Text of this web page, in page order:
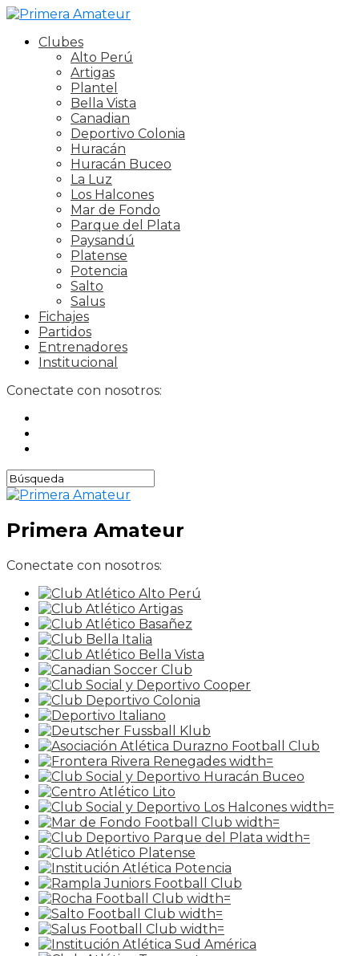
Clubes
Alto Perú
Artigas
Plantel
Bella Vista
Canadian
Deportivo Colonia
Huracán
Huracán Buceo
La Luz
Los Halcones
Mar de Fondo
Parque del Plata
Paysandú
Platense
Potencia
Salto
Salus
Fichajes
Partidos
Entrenadores
Institucional
Conectate con nosotros:
Primera Amateur
Conectate con nosotros: